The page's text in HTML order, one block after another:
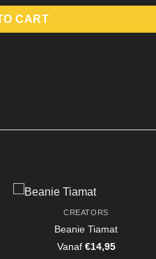
CART
CREATORS
Beanie Tiamat
Vanaf €14,95